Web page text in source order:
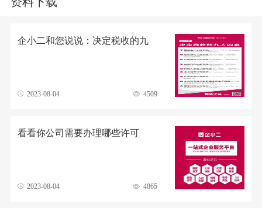
企小二和您说说：决定税收的九
2023-08-04 4509
看看你公司需要办理哪些许可
2023-08-04 4865